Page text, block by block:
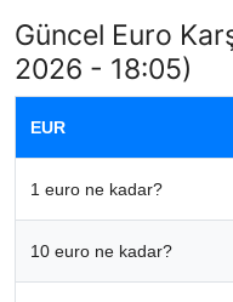
Güncel Euro
2026 - 18:05)
EUR
1 euro ne kadar?
10 euro ne kadar?